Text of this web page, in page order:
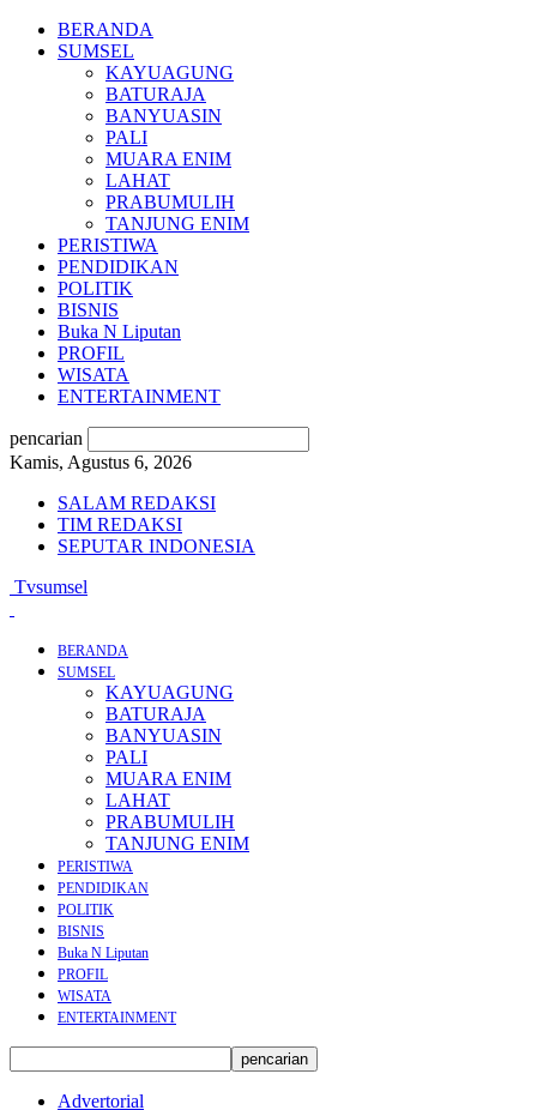
BERANDA
SUMSEL
KAYUAGUNG
BATURAJA
BANYUASIN
PALI
MUARA ENIM
LAHAT
PRABUMULIH
TANJUNG ENIM
PERISTIWA
PENDIDIKAN
POLITIK
BISNIS
Buka N Liputan
PROFIL
WISATA
ENTERTAINMENT
pencarian
Kamis, Agustus 6, 2026
SALAM REDAKSI
TIM REDAKSI
SEPUTAR INDONESIA
Tvsumsel
BERANDA
SUMSEL
KAYUAGUNG
BATURAJA
BANYUASIN
PALI
MUARA ENIM
LAHAT
PRABUMULIH
TANJUNG ENIM
PERISTIWA
PENDIDIKAN
POLITIK
BISNIS
Buka N Liputan
PROFIL
WISATA
ENTERTAINMENT
Advertorial